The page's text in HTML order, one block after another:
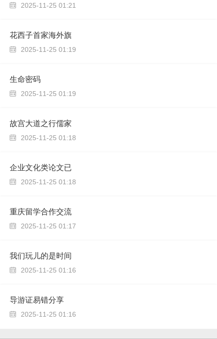
 2025-11-25 01:21
花西子首家海外旗
 2025-11-25 01:19
生命密码
 2025-11-25 01:19
故宫大道之行儒家
 2025-11-25 01:18
企业文化类论文已
 2025-11-25 01:18
重庆留学合作交流
 2025-11-25 01:17
我们玩儿的是时间
 2025-11-25 01:16
导游证易错分享
 2025-11-25 01:16